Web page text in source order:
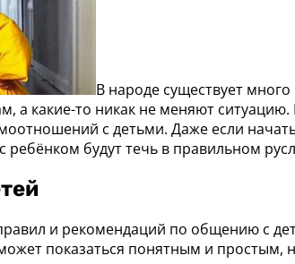
В народе существует
а какие-то никак не меняют
с детьми. Даже если
будут течь в правильном
и рекомендаций по общению с
показаться понятным и простым,